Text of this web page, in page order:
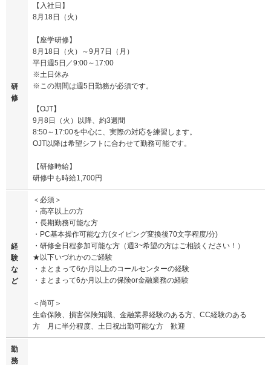
研
修
【入社日】
8月18日（火）
【座学研修】
8月18日（火）～9月7日（月）
平日週5日／9:00～17:00
※土日休み
※この期間は週5日勤務が必須です。
【OJT】
9月8日（火）以降、約3週間
8:50～17:00を中心に、実際の対応を練習します。
OJT以降は希望シフトに合わせて勤務可能です。
【研修時給】
研修中も時給1,700円
経
験
な
ど
＜必須＞
・高卒以上の方
・長期勤務可能な方
・PC基本操作可能な方(タイピング変換後70文字程度/分)
・研修全日程参加可能な方（週3~希望の方はご相談ください！）
★以下いづれかのご経験
・まとまって6か月以上のコールセンターの経験
・まとまって6か月以上の保険or金融業務の経験
＜尚可＞
生命保険、損害保険知識、金融業界経験のある方、CC経験のある
方 月に半分程度、土日祝出勤可能な方 歓迎
勤
務